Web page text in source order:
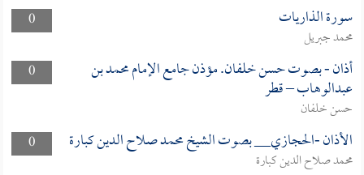
0
سورة الذاريات
محمد جبريل
0
أذان - بصوت حسن خلفان. مؤذن جامع الإمام محمد بن
عبدالوهاب – قطر
حسن خلفان
0
الأذان -الحجازي__ بصوت الشيخ محمد صلاح الدين كبارة
محمد صلاح الدين كبارة